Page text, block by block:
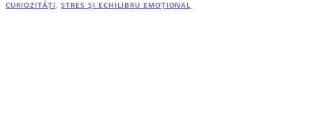
CURIOZITĂȚI,STRES ȘI ECHILIBRU EMOȚIONAL